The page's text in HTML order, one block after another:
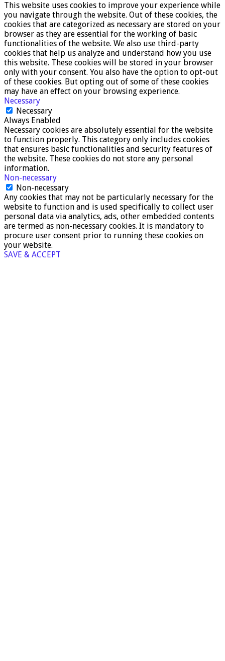
This website uses cookies to improve your experience while
you navigate through the website. Out of these cookies, the
cookies that are categorized as necessary are stored on your
browser as they are essential for the working of basic
functionalities of the website. We also use third-party
cookies that help us analyze and understand how you use
this website. These cookies will be stored in your browser
only with your consent. You also have the option to opt-out
of these cookies. But opting out of some of these cookies
may have an effect on your browsing experience.
Necessary
Necessary
Always Enabled
Necessary cookies are absolutely essential for the website
to function properly. This category only includes cookies
that ensures basic functionalities and security features of
the website. These cookies do not store any personal
information.
Non-necessary
Non-necessary
Any cookies that may not be particularly necessary for the
website to function and is used specifically to collect user
personal data via analytics, ads, other embedded contents
are termed as non-necessary cookies. It is mandatory to
procure user consent prior to running these cookies on
your website.
SAVE & ACCEPT